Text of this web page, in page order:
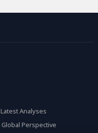
Latest Analyses
Global Perspective